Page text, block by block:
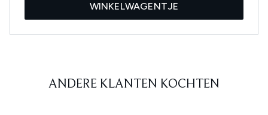
WINKELWAGENTJE
ANDERE KLANTEN KOCHTEN